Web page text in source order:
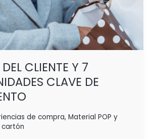
CLIENTE Y 7
CLAVE DE
de compra, Material POP y
cartón